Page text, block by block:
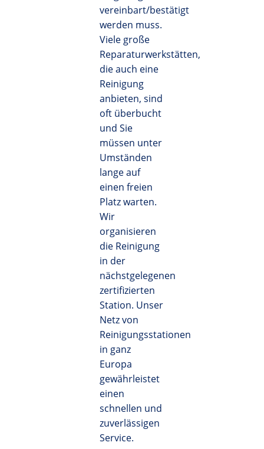
vereinbart/bestätigt
werden muss.
Viele große
Reparaturwerkstätten,
die auch eine
Reinigung
anbieten, sind
oft überbucht
und Sie
müssen unter
Umständen
lange auf
einen freien
Platz warten.
Wir
organisieren
die Reinigung
in der
nächstgelegenen
zertifizierten
Station. Unser
Netz von
Reinigungsstationen
in ganz
Europa
gewährleistet
einen
schnellen und
zuverlässigen
Service.